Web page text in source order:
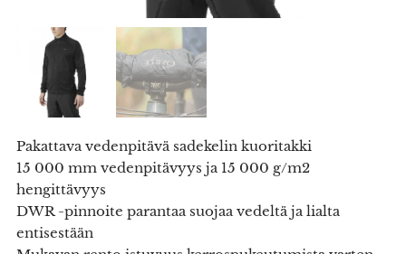
Pakattava vedenpitävä sadekelin kuoritakki
15 000 mm vedenpitävyys ja 15 000 g/m2
hengittävyys
DWR -pinnoite parantaa suojaa vedeltä ja lialta
entisestään